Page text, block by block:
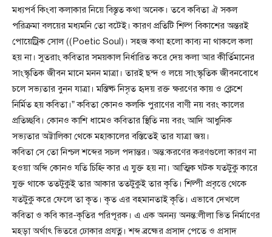
মধ্যপর্ব কিংবা কলাকার নিয়ে বিস্তৃত কথা অনেক। তবে কবিতা ঐ সকল
পরিক্রমা বলয়ের মধ্যমনি তো বটেই। কারণ প্রতিটি শিল্প বিকাশের অন্তরই
পোয়েট্রিক সোল ((Poetic Soul)। সহজ কথা হলো কাব্য না থাকলে কলা
হয় না। সুতরাং কবিতার সময়কাল নির্ধারিত করে দেয় কলা আর কীর্তিমানের
সাংস্কৃতিক জীবন মানে মনন মাত্রা। তারই ছন্দ ও লয়ে সাংস্কৃতিক জীবনবোধে
চলে সভ্যতার বুনন যাত্রা। মস্তিষ্ক নিসৃত হৃদয় রক্ত ক্ষরণের কায় ও ক্লেশে
নির্মিত হয় কবিতা।” কবিতা কোনও কলকি পুরাণের বাণী নয় বরং কালের
প্রতিচ্ছবি। কোনও কাশি ধামেও কবিতার স্থিতি নয় বরং আদি আধুনিক
সভ্যতার অট্টালিকা থেকে মহাকালের বস্তিতেই তার যাত্রা জয়।
কবিতা সে তো নিশ্চল শব্দের সচল পদান্তর। অন্ত:করণের করণগুলো কারণ না
হওয়া অব্দি কোনও যতি চিহ্নি কার এ যুক্ত হয় না। আত্মিক ঘটক যতটুকু কারে
যুক্ত থাকে ততটুকুই তার আকার ততটুকুই তার কৃতি। শিল্পী প্রবৃত্তে থেকে
যতটুকু করে ফেলে তা কৃত। কৃত এর বহমানতাই কৃতি। এভাবে দেখলে
কবিতা ও কবি কার-কৃতির পরিপূরক। এ এক অনন্য অনন্ত:লীলা ভিত নির্মাণের
মহড়া অর্থাৎ ভিতরে ঢোকার প্রযত্ন। শব্দ ব্রহ্মের প্রসাদ পেতে ও প্রসাদ